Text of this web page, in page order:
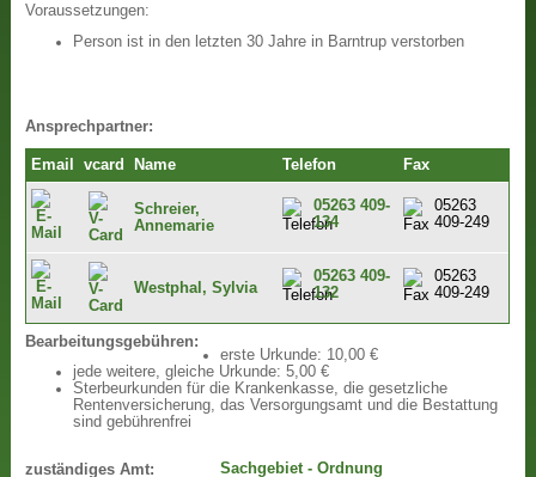
Voraussetzungen:
Person ist in den letzten 30 Jahre in Barntrup verstorben
Ansprechpartner:
Email vcard Name Telefon Fax
Schreier,
Annemarie
05263 409-
134
05263
409-249
Westphal, Sylvia
05263 409-
132
05263
409-249
Bearbeitungsgebühren:
erste Urkunde: 10,00 €
jede weitere, gleiche Urkunde: 5,00 €
Sterbeurkunden für die Krankenkasse, die gesetzliche
Rentenversicherung, das Versorgungsamt und die Bestattung
sind gebührenfrei
zuständiges Amt:
Sachgebiet - Ordnung